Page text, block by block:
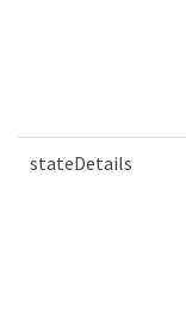
stateDetails